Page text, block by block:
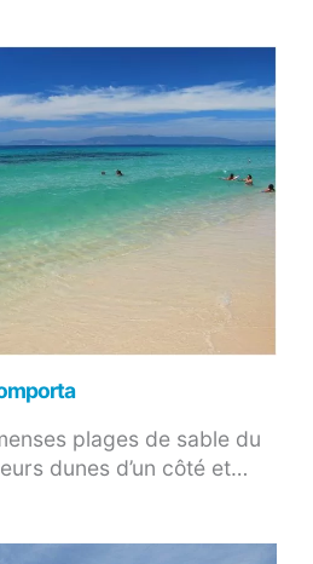
plages de sable du
dunes d’un côté et…